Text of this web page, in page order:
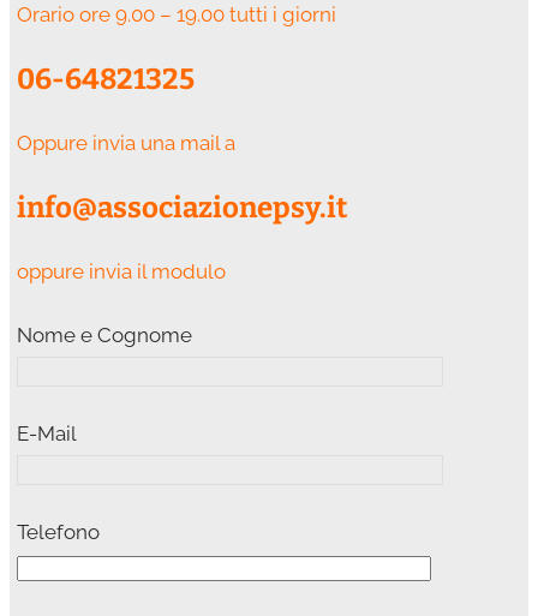
Orario ore 9.00 – 19.00 tutti i giorni
06-64821325
Oppure invia una mail a
info@associazionepsy.it
oppure invia il modulo
Nome e Cognome
E-Mail
Telefono